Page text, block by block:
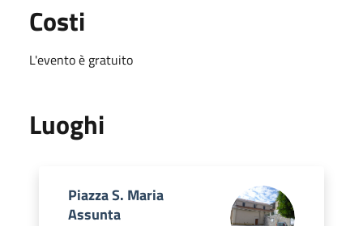
Costi
L'evento è gratuito
Luoghi
Piazza S. Maria
Assunta